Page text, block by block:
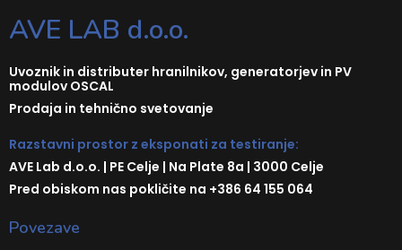
AVE LAB d.o.o.
Uvoznik in distributer hranilnikov, generatorjev in PV
modulov OSCAL
Prodaja in tehnično svetovanje
Razstavni prostor z eksponati za testiranje:
AVE Lab d.o.o. | PE Celje | Na Plate 8a | 3000 Celje
Pred obiskom nas pokličite na +386 64 155 064
Povezave